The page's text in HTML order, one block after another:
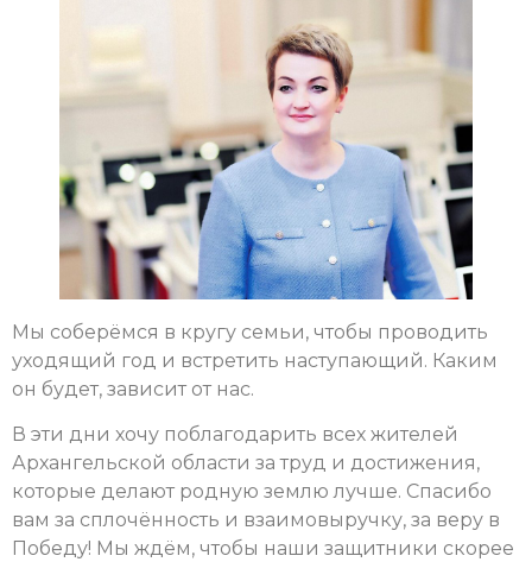
Мы соберёмся в кругу семьи, чтобы проводить
уходящий год и встретить наступающий. Каким
он будет, зависит от нас.
В эти дни хочу поблагодарить всех жителей
Архангельской области за труд и достижения,
которые делают родную землю лучше. Спасибо
вам за сплочённость и взаимовыручку, за веру в
Победу! Мы ждём, чтобы наши защитники скорее